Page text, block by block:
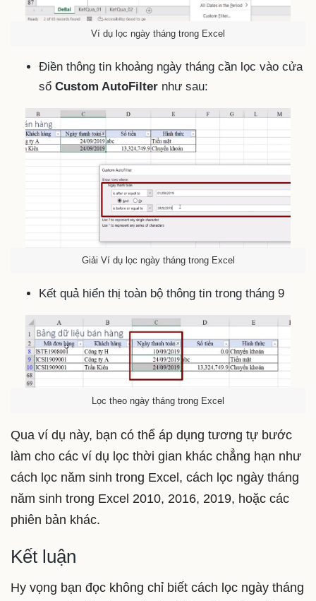
Ví dụ lọc ngày tháng trong Excel
Điền thông tin khoảng ngày tháng cần lọc vào cửa
sổ Custom AutoFilter như sau:
Giải Ví dụ lọc ngày tháng trong Excel
Kết quả hiển thị toàn bộ thông tin trong tháng 9
Lọc theo ngày tháng trong Excel
Qua ví dụ này, bạn có thể áp dụng tương tự bước
làm cho các ví dụ lọc thời gian khác chẳng hạn như
cách lọc năm sinh trong Excel, cách lọc ngày tháng
năm sinh trong Excel 2010, 2016, 2019, hoặc các
phiên bản khác.
Kết luận
Hy vọng bạn đọc không chỉ biết cách lọc ngày tháng